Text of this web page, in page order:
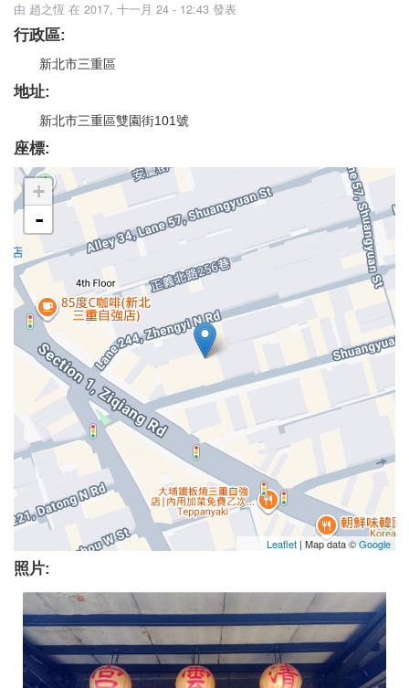
由 趙之恆 在 2017, 十一月 24 - 12:43 發表
行政區:
新北市三重區
地址:
新北市三重區雙園街101號
座標:
+
-
Leaflet | Map data ©Google
照片: